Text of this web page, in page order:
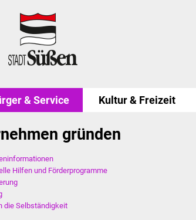
& Service Kultur & Freizeit
gründen
Hilfen und Förderprogramme
die Selbständigkeit